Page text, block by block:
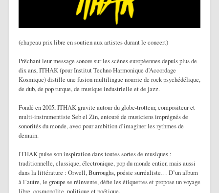
(chapeau prix libre en soutien aux artistes durant le concert)
Prêchant leur message sonore sur les scènes européennes depuis plus de
dix ans, ITHAK (pour Institut Techno Harmonique d’Accordage
Kosmique) distille une fusion multilingue nourrie de rock psychédélique,
de dub, de pop turque, de musique industrielle et de jazz.
Fondé en 2005, ITHAK gravite autour du globe-trotteur, compositeur et
multi-instrumentiste Seb el Zin, entouré de musiciens imprégnés de
sonorités du monde, avec pour ambition d’imaginer les rythmes de
demain.
ITHAK puise son inspiration dans toutes sortes de musiques :
traditionnelle, classique, électronique, pop du monde entier, mais aussi
dans la littérature : Orwell, Burroughs, poésie surréaliste… D’un album
à l’autre, le groupe se réinvente, défie les étiquettes et propose un voyage
libre, cosmopolite, politique et poétique.